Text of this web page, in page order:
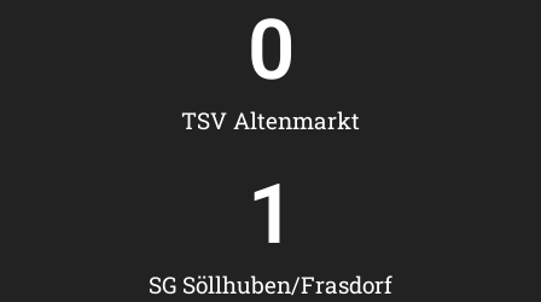
TSV Altenmarkt
0
SG Söllhuben/Frasdorf
1